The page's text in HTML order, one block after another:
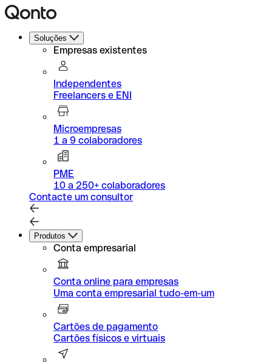
Soluções
Empresas existentes
Independentes
Freelancers e ENI
Microempresas
1 a 9 colaboradores
PME
10 a 250+ colaboradores
Contacte um consultor
Produtos
Conta empresarial
Conta online para empresas
Uma conta empresarial tudo-em-um
Cartões de pagamento
Cartões físicos e virtuais